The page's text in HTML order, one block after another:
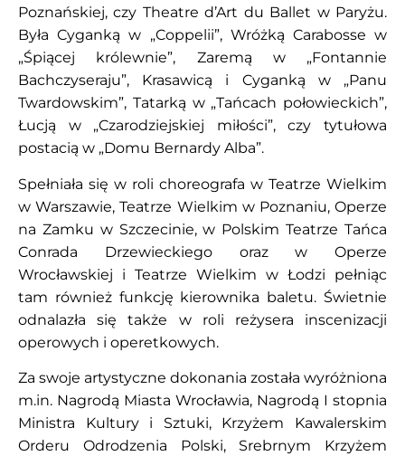
Poznańskiej, czy Theatre d’Art du Ballet w Paryżu.
Była Cyganką w „Coppelii”, Wróżką Carabosse w
„Śpiącej królewnie”, Zaremą w „Fontannie
Bachczyseraju”, Krasawicą i Cyganką w „Panu
Twardowskim”, Tatarką w „Tańcach połowieckich”,
Łucją w „Czarodziejskiej miłości”, czy tytułowa
postacią w „Domu Bernardy Alba”.
Spełniała się w roli choreografa w Teatrze Wielkim
w Warszawie, Teatrze Wielkim w Poznaniu, Operze
na Zamku w Szczecinie, w Polskim Teatrze Tańca
Conrada Drzewieckiego oraz w Operze
Wrocławskiej i Teatrze Wielkim w Łodzi pełniąc
tam również funkcję kierownika baletu. Świetnie
odnalazła się także w roli reżysera inscenizacji
operowych i operetkowych.
Za swoje artystyczne dokonania została wyróżniona
m.in. Nagrodą Miasta Wrocławia, Nagrodą I stopnia
Ministra Kultury i Sztuki, Krzyżem Kawalerskim
Orderu Odrodzenia Polski, Srebrnym Krzyżem